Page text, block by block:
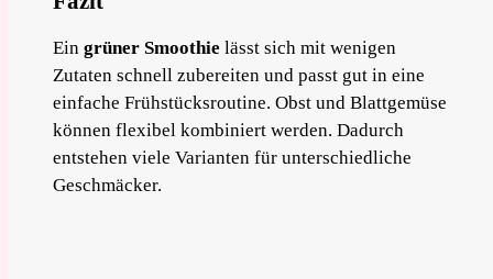
Ein grüner Smoothie lässt sich mit wenigen
Zutaten schnell zubereiten und passt gut in eine
einfache Frühstücksroutine. Obst und Blattgemüse
können flexibel kombiniert werden. Dadurch
entstehen viele Varianten für unterschiedliche
Geschmäcker.